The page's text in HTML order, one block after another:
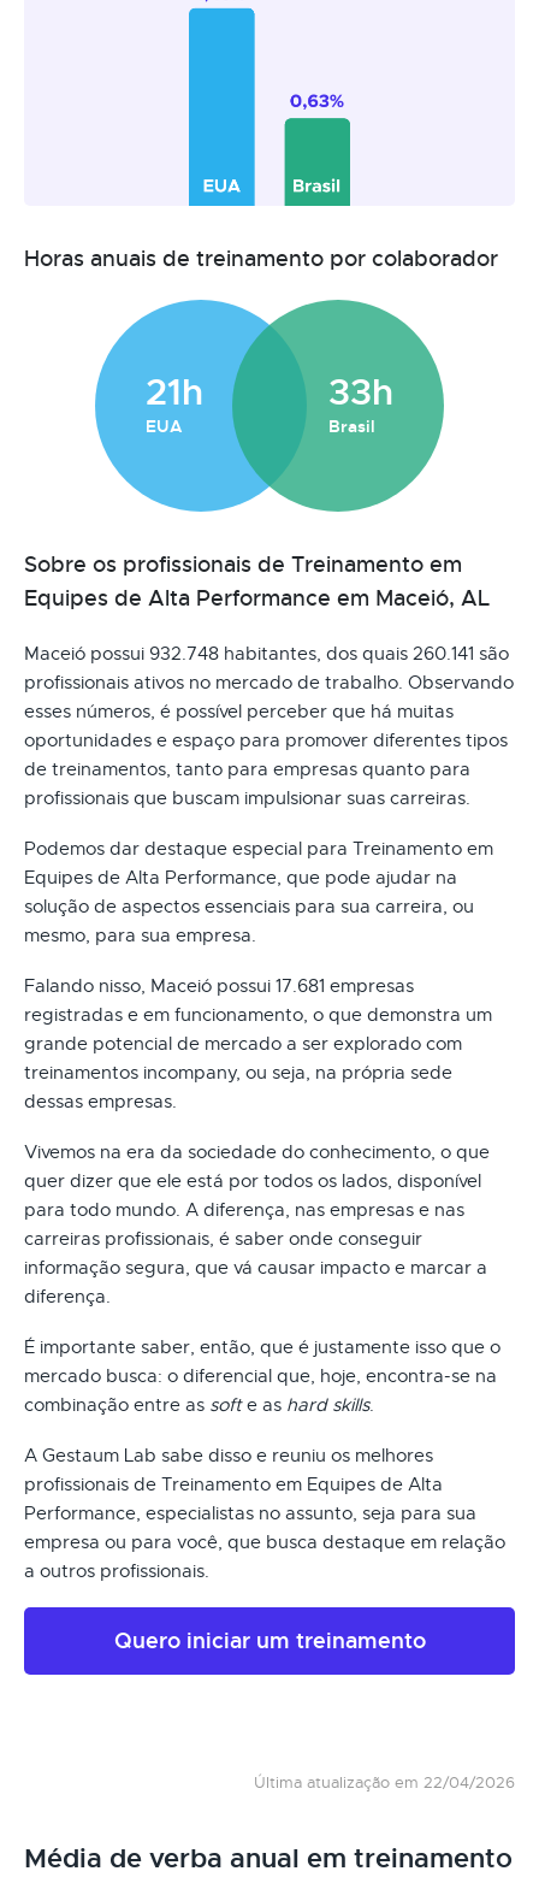
Horas anuais de treinamento por colaborador
21h
EUA
33h
Brasil
Sobre os profissionais de Treinamento em
Equipes de Alta Performance em Maceió, AL
Maceió possui 932.748 habitantes, dos quais 260.141 são
profissionais ativos no mercado de trabalho. Observando
esses números, é possível perceber que há muitas
oportunidades e espaço para promover diferentes tipos
de treinamentos, tanto para empresas quanto para
profissionais que buscam impulsionar suas carreiras.
Podemos dar destaque especial para Treinamento em
Equipes de Alta Performance, que pode ajudar na
solução de aspectos essenciais para sua carreira, ou
mesmo, para sua empresa.
Falando nisso, Maceió possui 17.681 empresas
registradas e em funcionamento, o que demonstra um
grande potencial de mercado a ser explorado com
treinamentos incompany, ou seja, na própria sede
dessas empresas.
Vivemos na era da sociedade do conhecimento, o que
quer dizer que ele está por todos os lados, disponível
para todo mundo. A diferença, nas empresas e nas
carreiras profissionais, é saber onde conseguir
informação segura, que vá causar impacto e marcar a
diferença.
É importante saber, então, que é justamente isso que o
mercado busca: o diferencial que, hoje, encontra-se na
combinação entre as softe as hard skills.
A Gestaum Lab sabe disso e reuniu os melhores
profissionais de Treinamento em Equipes de Alta
Performance, especialistas no assunto, seja para sua
empresa ou para você, que busca destaque em relação
a outros profissionais.
Quero iniciar um treinamento
Última atualização em 22/04/2026
Média de verba anual em treinamento